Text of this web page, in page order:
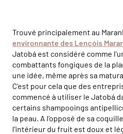
Trouvé principalement au
environnante des Lençóis
Jatobá est considéré comme
combattants fongiques de la
une idée, même après sa
C’est pour cela que des
commencé à utiliser le Jatobá
certains shampooings
la peau. A l’opposé de sa
l’intérieur du fruit est doux et